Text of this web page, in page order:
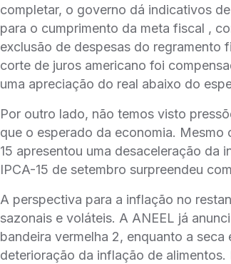
completar, o governo dá indicativos
para o cumprimento da meta fiscal ,
exclusão de despesas do regramento
corte de juros americano foi
uma apreciação do real abaixo do
Por outro lado, não temos visto
que o esperado da economia. Mesmo
15 apresentou uma desaceleração da
IPCA-15 de setembro surpreendeu
A perspectiva para a inflação no
sazonais e voláteis. A ANEEL já
bandeira vermelha 2, enquanto a
deterioração da inflação de